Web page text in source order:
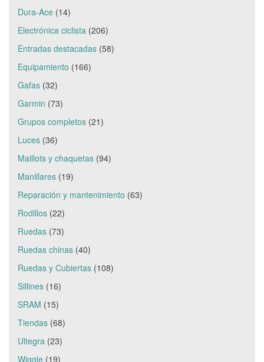
Dura-Ace (14)
Electrónica ciclista (206)
Entradas destacadas (58)
Equipamiento (166)
Gafas (32)
Garmin (73)
Grupos completos (21)
Luces (36)
Maillots y chaquetas (94)
Manillares (19)
Reparación y mantenimiento (63)
Rodillos (22)
Ruedas (73)
Ruedas chinas (40)
Ruedas y Cubiertas (108)
Sillines (16)
SRAM (15)
Tiendas (68)
Ultegra (23)
Wiggle (19)